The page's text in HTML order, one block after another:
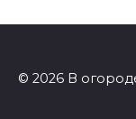
© 2026 В